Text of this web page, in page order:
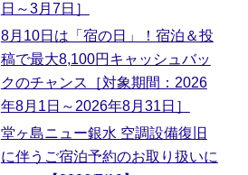
日～3月7日］
8月10日は「宿の日」！宿泊＆投
稿で最大8,100円キャッシュバッ
クのチャンス［対象期間：2026
年8月1日～2026年8月31日］
堂ヶ島ニュー銀水 空調設備復旧
に伴うご宿泊予約のお取り扱いに